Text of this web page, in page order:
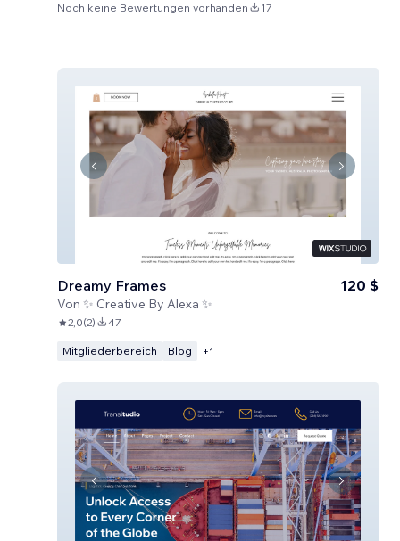
Noch keine Bewertungen vorhanden 17
Dreamy Frames
Von ✨ Creative By Alexa ✨
120 $
2,0(2) 47
Mitgliederbereich Blog +1